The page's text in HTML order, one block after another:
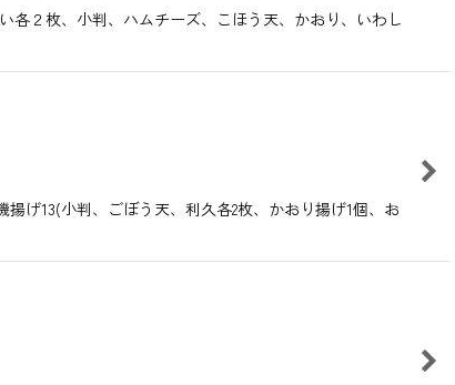
２枚、小判、ハムチーズ、こほう天、かおり、いわし
げ13(小判、ごぼう天、利久各2枚、かおり揚げ1個、お